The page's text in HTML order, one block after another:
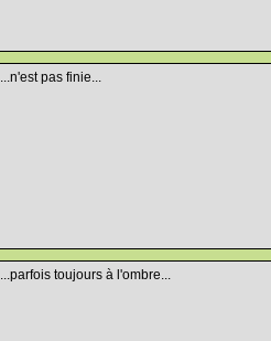
...n'est pas finie...
...parfois toujours à l'ombre...